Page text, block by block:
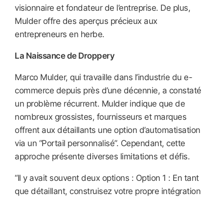
visionnaire et fondateur de l’entreprise. De plus,
Mulder offre des aperçus précieux aux
entrepreneurs en herbe.
La Naissance de Droppery
Marco Mulder, qui travaille dans l’industrie du e-
commerce depuis près d’une décennie, a constaté
un problème récurrent. Mulder indique que de
nombreux grossistes, fournisseurs et marques
offrent aux détaillants une option d’automatisation
via un “Portail personnalisé”. Cependant, cette
approche présente diverses limitations et défis.
“Il y avait souvent deux options : Option 1 : En tant
que détaillant, construisez votre propre intégration